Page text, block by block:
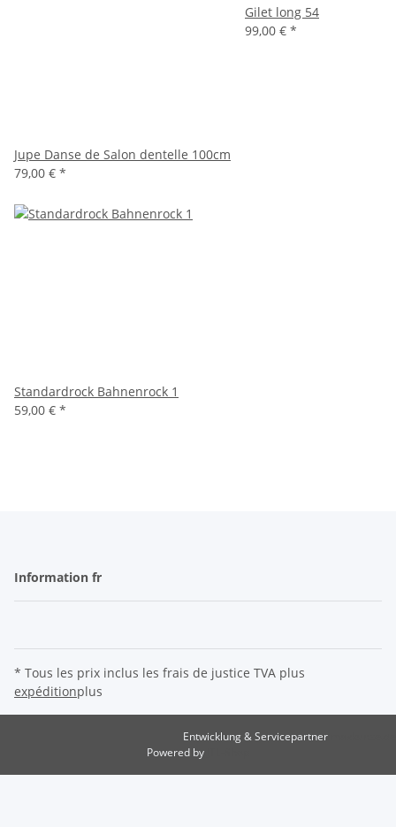
Jupe Danse de Salon dentelle 100cm
79,00 € *
Gilet long 54
99,00 € *
Standardrock Bahnenrock 1
59,00 € *
Information fr
* Tous les prix inclus les frais de justice TVA plus
expéditionplus
Entwicklung & Servicepartner
Powered by